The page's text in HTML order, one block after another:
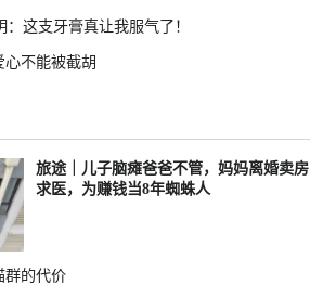
这支牙膏真让我服气了！
心不能被截胡
旅途｜儿子脑瘫爸爸不管，妈妈离婚卖房
求医，为赚钱当8年蜘蛛人
群的代价
已结束